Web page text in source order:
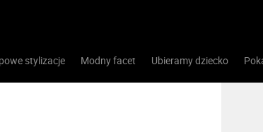
stylizacje Modny facet Ubieramy dziecko